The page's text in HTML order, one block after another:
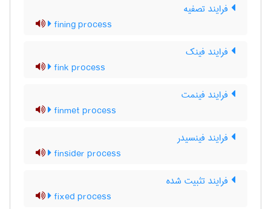
فرایند تصفیه
fining process
فرایند فینک
fink process
فرایند فینمت
finmet process
فرایند فینسیدر
finsider process
فرایند تثبیت شده
fixed process